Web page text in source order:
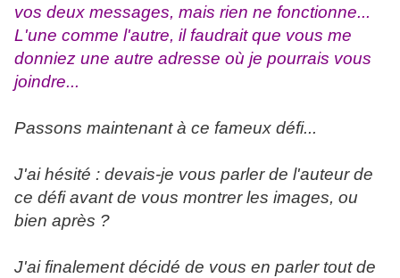
vos deux messages, mais rien ne fonctionne...
L'une comme l'autre, il faudrait que vous me
donniez une autre adresse où je pourrais vous
joindre...
Passons maintenant à ce fameux défi...
J'ai hésité : devais-je vous parler de l'auteur de
ce défi avant de vous montrer les images, ou
bien après ?
J'ai finalement décidé de vous en parler tout de